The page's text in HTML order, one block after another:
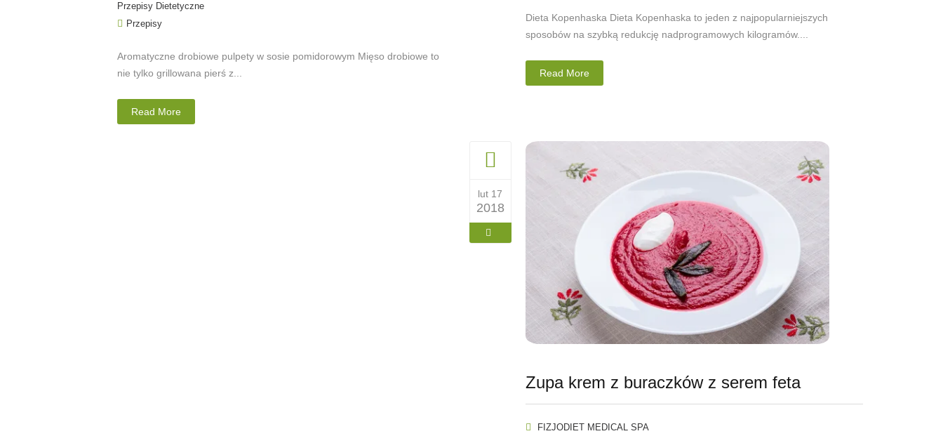
Przepisy Dietetyczne
Przepisy
Aromatyczne drobiowe pulpety w sosie pomidorowym Mięso drobiowe to
nie tylko grillowana pierś z...
Read More
Dieta Kopenhaska Dieta Kopenhaska to jeden z najpopularniejszych
sposobów na szybką redukcję nadprogramowych kilogramów....
Read More
lut 17
2018
Zupa krem z buraczków z serem feta
FIZJODIET MEDICAL SPA